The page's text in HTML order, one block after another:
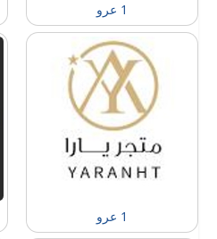
1 عرو
1 عرو